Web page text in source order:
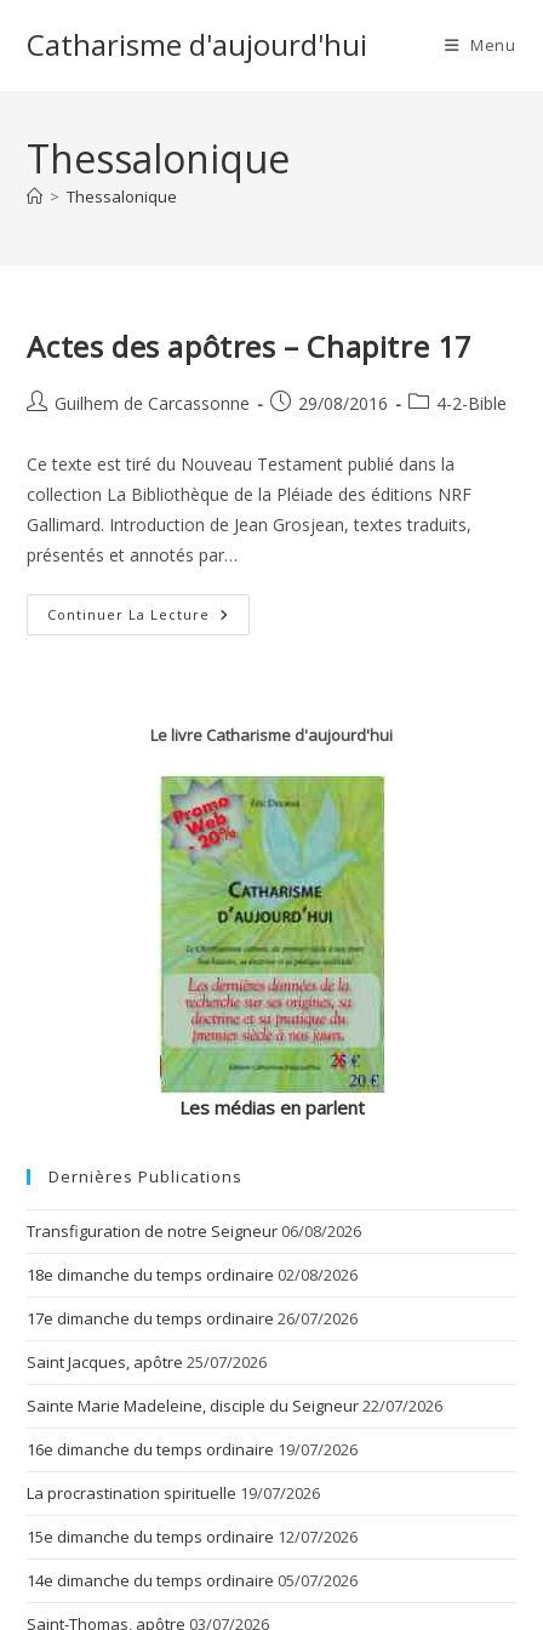
Catharisme d'aujourd'hui Menu
Thessalonique
> Thessalonique
Actes des apôtres – Chapitre 17
Auteur/autrice
la
publication :
Guilhem de Carcassonne
Publication
29/08/2016
Post4-2-Bible
Ce texte est tiré du Nouveau Testament publié dans la
collection La Bibliothèque de la Pléiade des éditions NRF
Gallimard. Introduction de Jean Grosjean, textes traduits,
présentés et annotés par…
Continuer La Lecture Actes
Des
Le livre Catharisme d'aujourd'hui
Les médias en parlent
Dernières Publications
Transfiguration de notre Seigneur 06/08/2026
18e dimanche du temps ordinaire 02/08/2026
17e dimanche du temps ordinaire 26/07/2026
Saint Jacques, apôtre 25/07/2026
Sainte Marie Madeleine, disciple du Seigneur22/07/2026
16e dimanche du temps ordinaire 19/07/2026
La procrastination spirituelle 19/07/2026
15e dimanche du temps ordinaire 12/07/2026
14e dimanche du temps ordinaire 05/07/2026
Saint-Thomas, apôtre 03/07/2026